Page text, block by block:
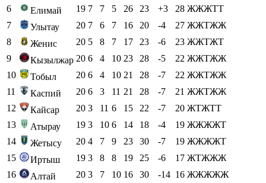
6
Елимай 19 7 7 5 26 23 +3 28 ЖЖЖТТ
7
Улытау 20 7 6 7 16 20 -4 27 ЖЖТЖЖ
8
Женис 20 5 8 7 17 23 -6 23 ЖЖТЖТ
9
Кызылжар 20 6 4 10 23 28 -5 22 ЖЖТЖЖ
10
Тобыл 20 6 4 10 21 28 -7 22 ЖЖТЖЖ
11
Каспий 20 6 3 11 21 28 -7 21 ЖЖТЖЖ
12
Кайсар 20 3 11 6 15 22 -7 20 ЖТЖТТ
13
Атырау 19 3 10 6 14 18 -4 19 ЖЖЖЖТ
14
Жетысу 20 4 7 9 23 30 -7 19 ЖЖЖЖТ
15
Иртыш 19 3 8 8 19 25 -6 17 ЖТЖЖЖ
16
Алтай 20 3 7 10 16 30 -14 16 ЖЖЖЖЖ